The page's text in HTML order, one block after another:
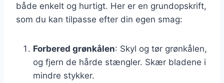
både enkelt og hurtigt. Her er en grundopskrift,
som du kan tilpasse efter din egen smag:
Forbered grønkålen: Skyl og tør grønkålen,
og fjern de hårde stængler. Skær bladene i
mindre stykker.